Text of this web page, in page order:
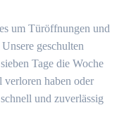
um Türöffnungen und
geschulten
Tage die Woche
verloren haben oder
und zuverlässig